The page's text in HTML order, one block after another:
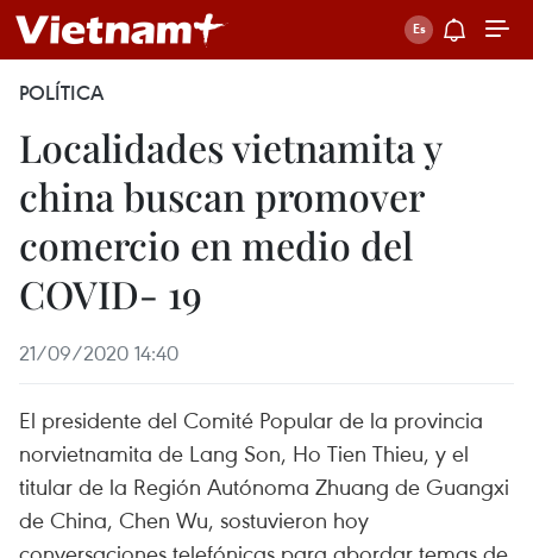
POLÍTICA
Localidades vietnamita y
china buscan promover
comercio en medio del
COVID- 19
21/09/2020 14:40
El presidente del Comité Popular de la provincia
norvietnamita de Lang Son, Ho Tien Thieu, y el
titular de la Región Autónoma Zhuang de Guangxi
de China, Chen Wu, sostuvieron hoy